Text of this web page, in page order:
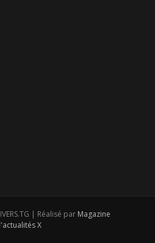
| Réalisé par Magazine
X